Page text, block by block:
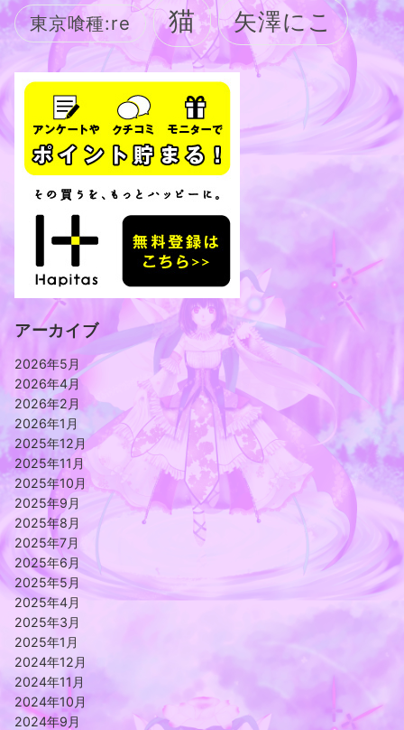
東京喰種:re 猫 矢澤にこ
アーカイブ
2026年5月
2026年4月
2026年2月
2026年1月
2025年12月
2025年11月
2025年10月
2025年9月
2025年8月
2025年7月
2025年6月
2025年5月
2025年4月
2025年3月
2025年1月
2024年12月
2024年11月
2024年10月
2024年9月